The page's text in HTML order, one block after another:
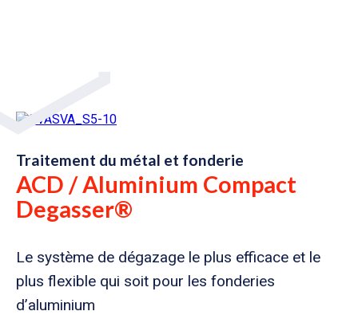
Traitement du métal et fonderie
ACD / Aluminium Compact
Degasser®
Le système de dégazage le plus efficace et le
plus flexible qui soit pour les fonderies
d’aluminium